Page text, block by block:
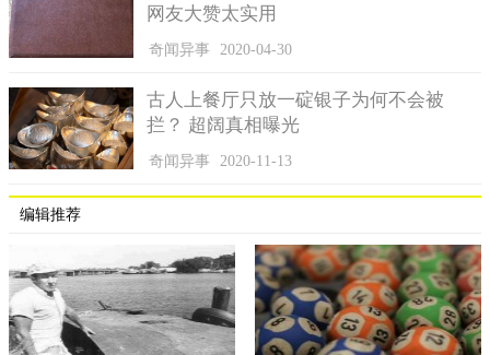
主、额驸为她戴孝外，在她金棺安置西花园期间，乾隆还亲自前
来祭奠，可见两人情谊深厚。
网友大赞太实用
奇闻异事 2020-04-30
古人上餐厅只放一碇银子为何不会被
拦？ 超阔真相曝光
奇闻异事 2020-11-13
编辑推荐